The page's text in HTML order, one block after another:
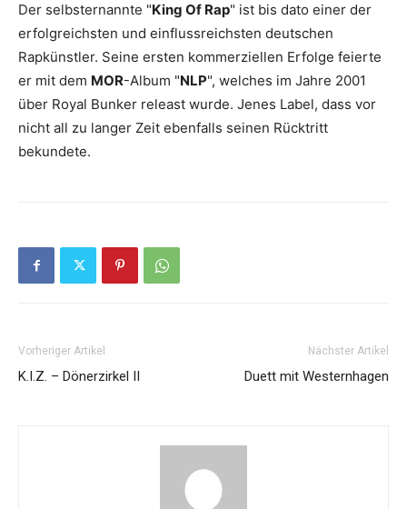
Der selbsternannte "King Of Rap" ist bis dato einer der
erfolgreichsten und einflussreichsten deutschen
Rapkünstler. Seine ersten kommerziellen Erfolge feierte
er mit dem MOR-Album "NLP", welches im Jahre 2001
über Royal Bunker releast wurde. Jenes Label, dass vor
nicht all zu langer Zeit ebenfalls seinen Rücktritt
bekundete.
Vorheriger Artikel
K.I.Z. – Dönerzirkel II
Nächster Artikel
Duett mit Westernhagen